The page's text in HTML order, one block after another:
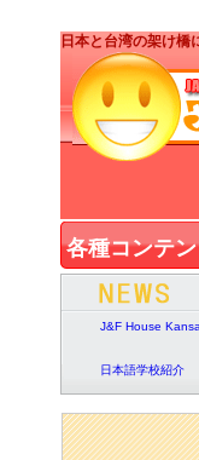
日本と台湾の架け
各種コンテン
ツ
2020/2/7
J&F House
日本語学校紹介
J&T PARTY台湾人